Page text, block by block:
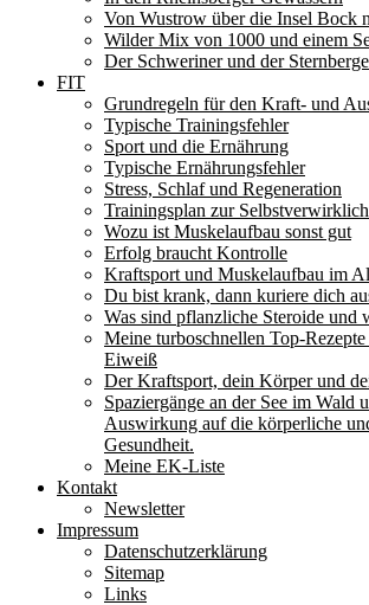
Von Wustrow über die Insel Bock
Wilder Mix von 1000 und einem
Der Schweriner und der
FIT
Grundregeln für den Kraft- und
Typische Trainingsfehler
Sport und die Ernährung
Typische Ernährungsfehler
Stress, Schlaf und Regeneration
Trainingsplan zur
Wozu ist Muskelaufbau sonst gut
Erfolg braucht Kontrolle
Kraftsport und Muskelaufbau im
Du bist krank, dann kuriere dich
Was sind pflanzliche Steroide und
Meine turboschnellen Top-
Eiweiß
Der Kraftsport, dein Körper und
Spaziergänge an der See im Wald
Auswirkung auf die körperliche
Gesundheit.
Meine EK-Liste
Kontakt
Newsletter
Impressum
Datenschutzerklärung
Sitemap
Links